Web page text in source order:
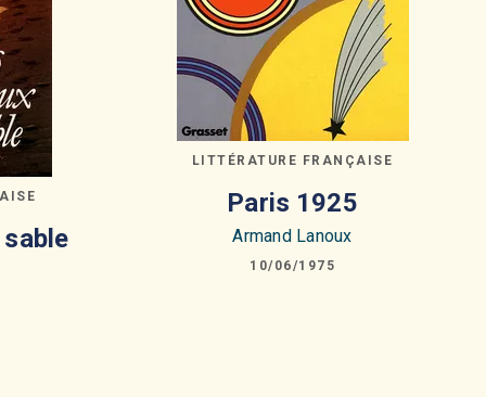
LITTÉRATURE FRANÇAISE
Paris 1925
Armand Lanoux
10/06/1975